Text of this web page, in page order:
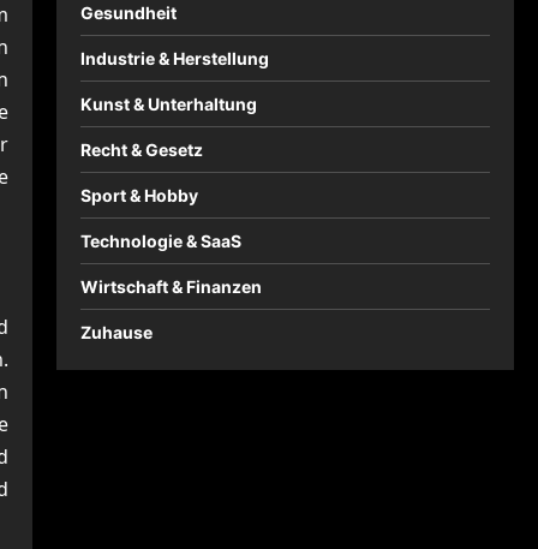
Gesundheit
Industrie & Herstellung
Kunst & Unterhaltung
Recht & Gesetz
Sport & Hobby
Technologie & SaaS
Wirtschaft & Finanzen
Zuhause